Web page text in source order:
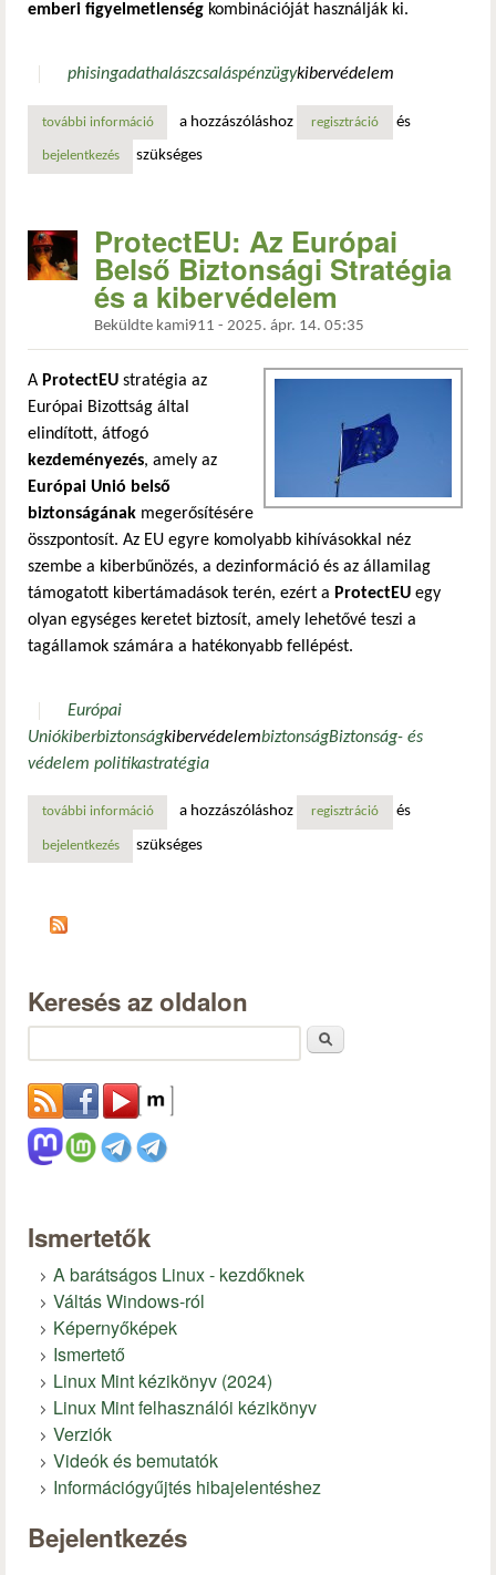
emberi figyelmetlenség kombinációját használják ki.
phisingadathalászcsaláspénzügykibervédelem
további információtámadás alatt a mobilfizetési rendszerek tartalommal
a hozzászóláshoz regisztráció és
bejelentkezés szükséges
ProtectEU: Az Európai
Belső Biztonsági Stratégia
és a kibervédelem
Beküldte kami911 - 2025. ápr. 14. 05:35
A ProtectEU stratégia az
Európai Bizottság által
elindított, átfogó
kezdeményezés, amely az
Európai Unió belső
biztonságának megerősítésére
összpontosít. Az EU egyre komolyabb kihívásokkal néz
szembe a kiberbűnözés, a dezinformáció és az államilag
támogatott kibertámadások terén, ezért a ProtectEU egy
olyan egységes keretet biztosít, amely lehetővé teszi a
tagállamok számára a hatékonyabb fellépést.
Európai
UniókiberbiztonságkibervédelembiztonságBiztonság- és
védelem politikastratégia
további információprotecteu: az európai belső biztonsági stratégia és a
a hozzászóláshoz regisztráció és
bejelentkezés szükséges
Keresés az oldalon
Ismertetők
A barátságos Linux - kezdőknek
Váltás Windows-ról
Képernyőképek
Ismertető
Linux Mint kézikönyv (2024)
Linux Mint felhasználói kézikönyv
Verziók
Videók és bemutatók
Információgyűjtés hibajelentéshez
Bejelentkezés